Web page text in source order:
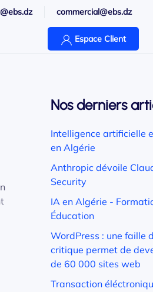
commercial@ebs.dz
Espace Client
Nos derniers
Intelligence artificielle
en Algérie
Anthropic dévoile
Security
IA en Algérie -
Éducation
WordPress : une faille
critique permet de
de 60 000 sites web
Transaction